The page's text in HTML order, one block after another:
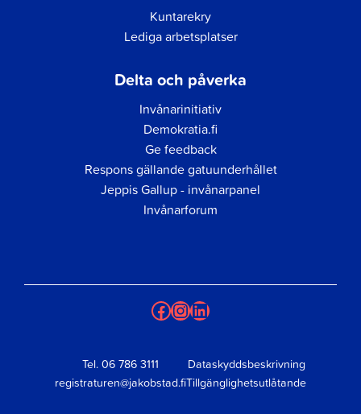
Kuntarekry
Lediga arbetsplatser
Delta och påverka
Invånarinitiativ
Demokratia.fi
Ge feedback
Respons gällande gatuunderhållet
Jeppis Gallup - invånarpanel
Invånarforum
Facebook
Instagram
LinkedIn
Tel. 06 786 3111
registraturen@jakobstad.fi
Dataskyddsbeskrivning
Tillgänglighetsutlåtande